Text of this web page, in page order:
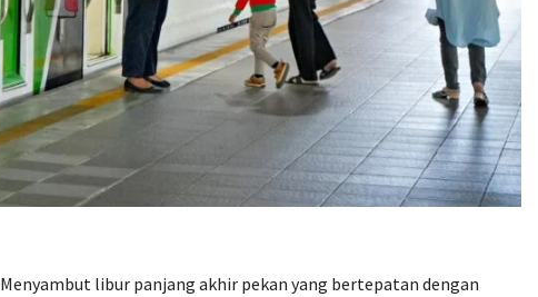
Menyambut libur panjang akhir pekan yang bertepatan dengan